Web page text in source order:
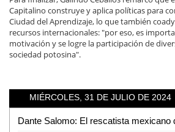
Capitalino construye y aplica políticas para
Ciudad del Aprendizaje, lo que también
recursos internacionales: "por eso, es
motivación y se logre la participación de
sociedad potosina".
MIÉRCOLES, 31 DE JULIO DE 2024